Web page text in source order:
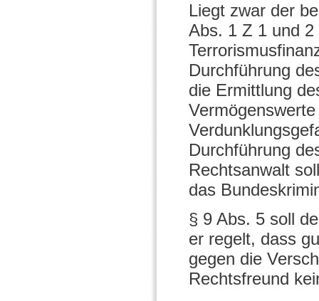
Liegt zwar der
Abs. 1 Z 1 und
Durchführung
die Ermittlung
Durchführung
Rechtsanwalt
das
§ 9 Abs. 5 soll
er regelt, dass
gegen die
Rechtsfreund